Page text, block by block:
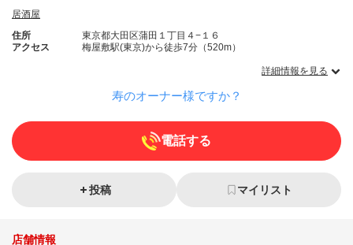
居酒屋
住所
東京都大田区蒲田１丁目４−１６
アクセス
梅屋敷駅(東京)から徒歩7分（520m）
詳細情報を見る
寿のオーナー様ですか？
電話する
投稿 マイリスト
店舗情報